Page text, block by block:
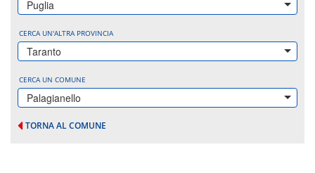
Puglia
CERCA UN'ALTRA PROVINCIA
Taranto
CERCA UN COMUNE
Palagianello
TORNA AL COMUNE